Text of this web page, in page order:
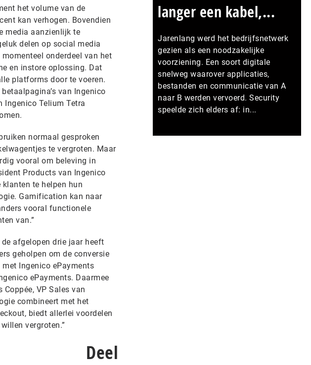
het volume van de
kan verhogen. Bovendien
media aanzienlijk te
delen op social media
onderdeel van het
en instore oplossing. Dat
platforms door te voeren.
van Ingenico
Ingenico Telium Tetra
normaal gesproken
te vergroten. Maar
vooral om beleving in
Products van Ingenico
te helpen hun
Gamification kan naar
vooral functionele
van.”
afgelopen drie jaar heeft
geholpen om de conversie
Ingenico ePayments
ePayments. Daarmee
VP Sales van
combineert met het
biedt allerlei voordelen
vergroten.”
Deel
langer een kabel,...
Jarenlang werd het bedrijfsnetwerk
gezien als een noodzakelijke
voorziening. Een soort digitale
snelweg waarover applicaties,
bestanden en communicatie van A
naar B werden vervoerd. Security
speelde zich elders af: in...